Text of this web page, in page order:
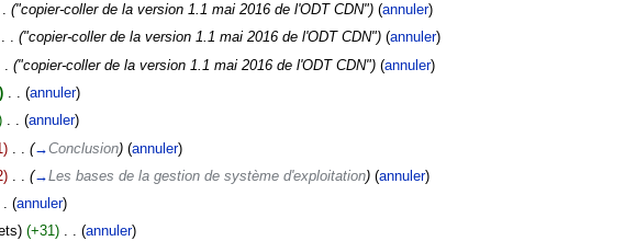
("copier-coller de la version 1.1 mai 2016 de l'ODT CDN")(annuler)
. . ("copier-coller de la version 1.1 mai 2016 de l'ODT CDN")(annuler)
("copier-coller de la version 1.1 mai 2016 de l'ODT CDN")(annuler)
‎ . . (annuler)
‎ . . (annuler)
‎ (→Conclusion)(annuler)
‎ (→Les bases de la gestion de système d'exploitation)(annuler)
. (annuler)
(+31)‎ . . (annuler)